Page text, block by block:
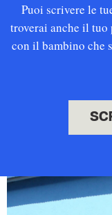
Puoi scrivere le
troverai anche il tuo
con il bambino che